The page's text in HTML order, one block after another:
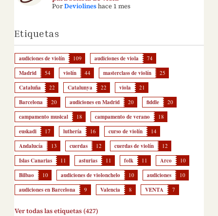
PorDeviolines hace 1 mes
Etiquetas
audiciones de violín 109 audiciones de viola 74
Madrid 54 violín 44 masterclass de violín 25
Cataluña 22 Catalunya 22 viola 21
Barcelona 20 audiciones en Madrid 20 fiddle 20
campamento musical 18 campamento de verano 18
euskadi 17 luthería 16 curso de violín 14
Andalucía 13 cuerdas 12 cuerdas de violín 12
Islas Canarias 11 asturias 11 folk 11 Arco 10
Bilbao 10 audiciones de violonchelo 10 audiciones 10
audiciones en Barcelona 9 Valencia 8 VENTA 7
Ver todas las etiquetas (427)